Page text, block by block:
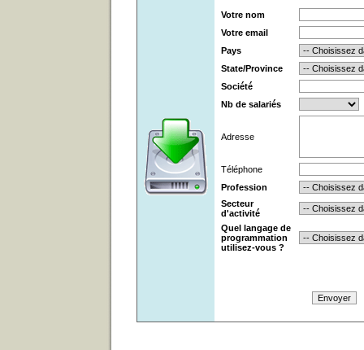
Votre nom
Votre email
Pays
State/Province
Société
Nb de salariés
Adresse
Téléphone
Profession
Secteur
d'activité
Quel langage de
programmation
utilisez-vous ?